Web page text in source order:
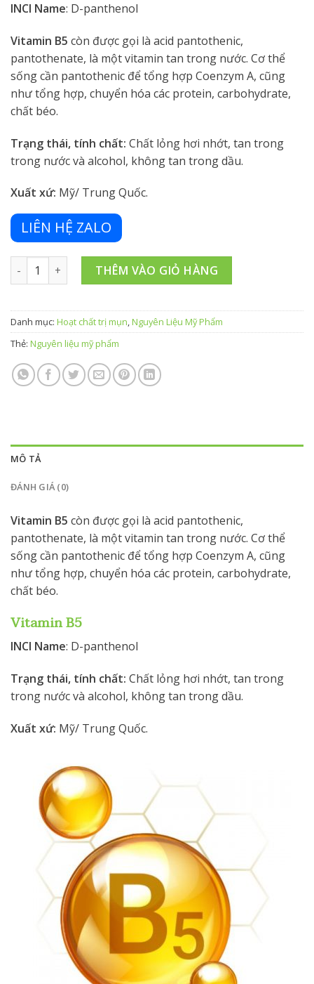
INCI Name: D-panthenol
Vitamin B5 còn được gọi là acid pantothenic,
pantothenate, là một vitamin tan trong nước. Cơ thể
sống cần pantothenic để tổng hợp Coenzym A, cũng
như tổng hợp, chuyển hóa các protein, carbohydrate,
chất béo.
Trạng thái, tính chất: Chất lỏng hơi nhớt, tan trong
trong nước và alcohol, không tan trong dầu.
Xuất xứ: Mỹ/ Trung Quốc.
LIÊN HỆ ZALO
Vitamin B5 - Nguyên liệu mỹ phẩm Lacosme số lượng
THÊM VÀO GIỎ HÀNG
Danh mục: Hoạt chất trị mụn,Nguyên Liệu Mỹ Phẩm
Thẻ: Nguyên liệu mỹ phẩm
MÔ TẢ
ĐÁNH GIÁ (0)
Vitamin B5 còn được gọi là acid pantothenic,
pantothenate, là một vitamin tan trong nước. Cơ thể
sống cần pantothenic để tổng hợp Coenzym A, cũng
như tổng hợp, chuyển hóa các protein, carbohydrate,
chất béo.
Vitamin B5
INCI Name: D-panthenol
Trạng thái, tính chất: Chất lỏng hơi nhớt, tan trong
trong nước và alcohol, không tan trong dầu.
Xuất xứ: Mỹ/ Trung Quốc.